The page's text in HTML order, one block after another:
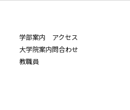
学部案内
大学院案内
教職員
アクセス
問合わせ